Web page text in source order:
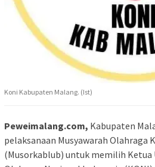
Koni Kabupaten Malang. (Ist)
Peweimalang.com, Kabupaten
pelaksanaan Musyawarah Olahraga
(Musorkablub) untuk memilih